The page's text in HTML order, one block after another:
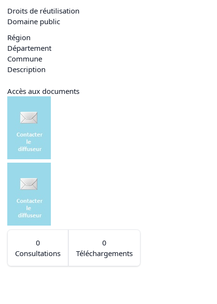
Droits de réutilisation
Domaine public
Région
Département
Commune
Description
Accès aux documents
0
Consultations
0
Téléchargements